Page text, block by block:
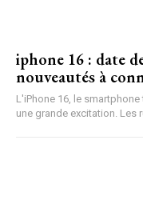
iphone 16 : date
nouveautés à
L'iPhone 16, le
une grande excitation. Les